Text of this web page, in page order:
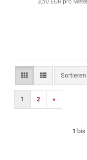
3,50 EUR pro
1 2 »
1 bis